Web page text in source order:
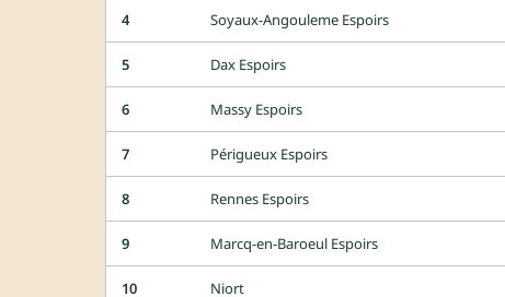
4 Soyaux-Angouleme Espoirs
5 Dax Espoirs
6 Massy Espoirs
7 Périgueux Espoirs
8 Rennes Espoirs
9 Marcq-en-Baroeul Espoirs
10 Niort